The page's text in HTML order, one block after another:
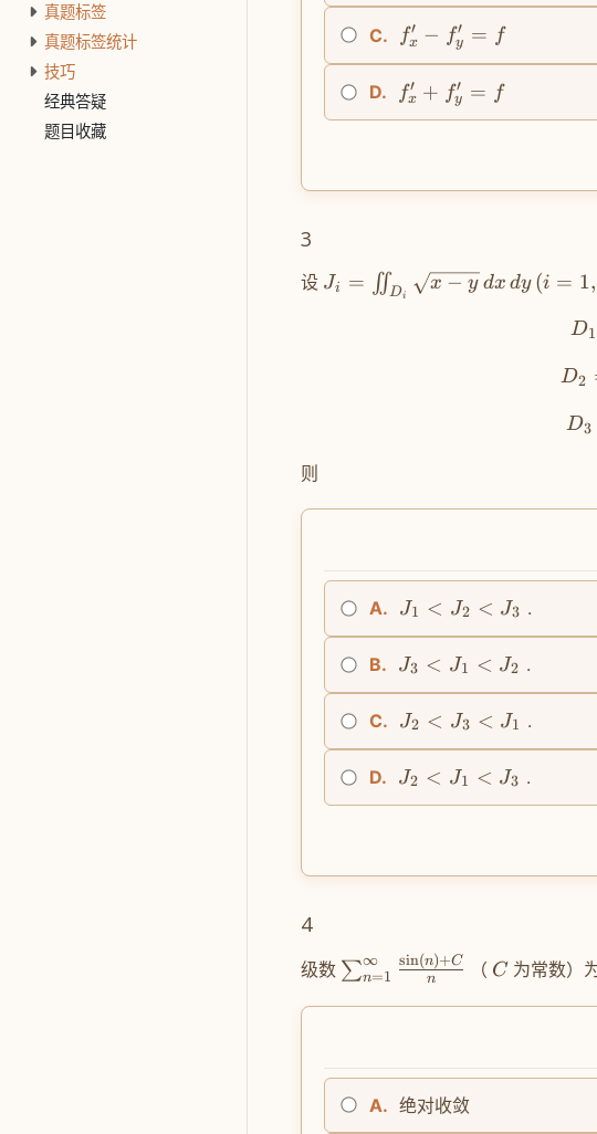
真题标签
真题标签统计
技巧
经典答疑
题目收藏
C. fx
′ − fy
′ = f
D. fx
′ + fy
′ = f
3
设 Ji = ∬Di
x − y dx dy (i = 1,
D1
D2
D3
则
A. J1 < J2 < J3 .
B. J3 < J1 < J2 .
C. J2 < J3 < J1 .
D. J2 < J1 < J3 .
4
级数 ∑n=1
∞
n
sin(n)+C （ C 为常数）
A. 绝对收敛